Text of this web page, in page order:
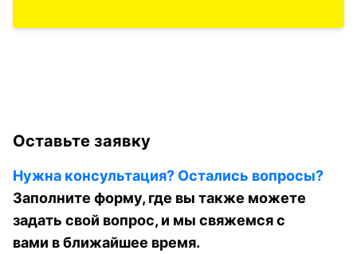
Оставьте заявку
Нужна консультация? Остались вопросы?
Заполните форму, где вы также можете
задать свой вопрос, и мы свяжемся с
вами в ближайшее время.